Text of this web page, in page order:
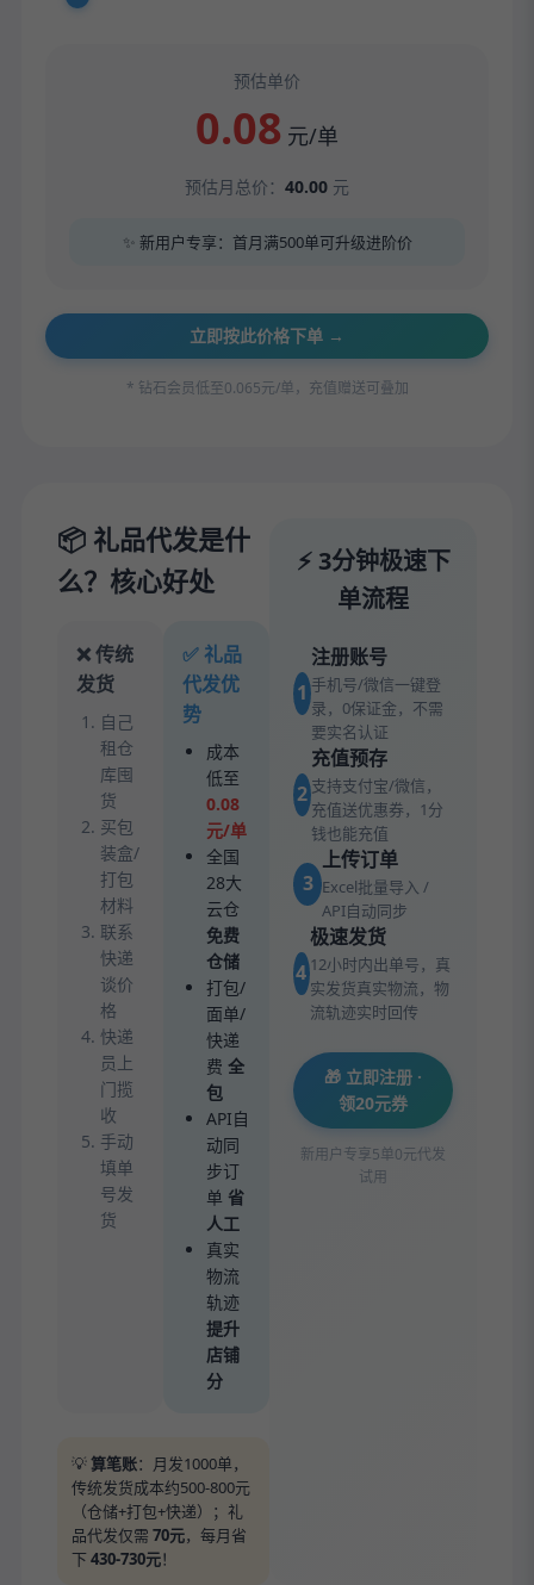
预估单价
0.08 元/单
预估月总价： 40.00 元
✨ 新用户专享：首月满500单可升级进阶价
立即按此价格下单 →
* 钻石会员低至0.065元/单，充值赠送可叠加
📦 礼品代发是什
么？核心好处
❌ 传统
发货
自己
租仓
库囤
货
买包
装盒/
打包
材料
联系
快递
谈价
格
快递
员上
门揽
收
手动
填单
号发
货
✅ 礼品
代发优
势
成本
低至
0.08
元/单
全国
28大
云仓
免费
仓储
打包/
面单/
快递
费全
包
API自
动同
步订
单省
人工
真实
物流
轨迹
提升
店铺
分
💡算笔账：月发1000单，
传统发货成本约500-800元
（仓储+打包+快递）；礼
品代发仅需 70元，每月省
下430-730元！
⚡ 3分钟极速下
单流程
1
注册账号
手机号/微信一键登
录，0保证金，不需
要实名认证
2
充值预存
支持支付宝/微信，
充值送优惠券，1分
钱也能充值
3
上传订单
Excel批量导入 /
API自动同步
4
极速发货
12小时内出单号，真
实发货真实物流，物
流轨迹实时回传
🎁 立即注册 ·
领20元券
新用户专享5单0元代发
试用